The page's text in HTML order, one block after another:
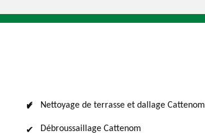
Nettoyage de terrasse et dallage Cattenom
Débroussaillage Cattenom